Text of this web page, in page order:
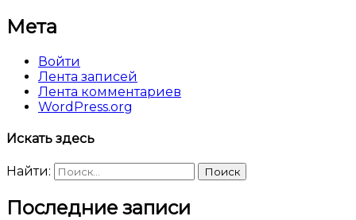
Мета
Войти
Лента записей
Лента комментариев
WordPress.org
Искать здесь
Найти:
Последние записи